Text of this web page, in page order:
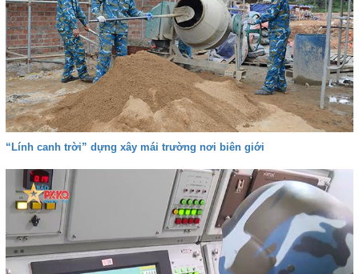
“Lính canh trời” dựng xây mái trường nơi biên giới